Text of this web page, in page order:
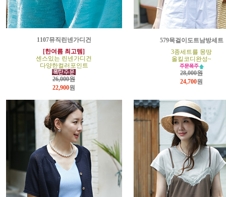
1107뮤직린넨가디건
[한여름 최고템]
센스있는 린넨가디건
다양한컬러포인트
26,000원
22,900원
579목걸이도트남방세트
3종세트를 몽땅
올킬코디완성~
28,000원
24,700원